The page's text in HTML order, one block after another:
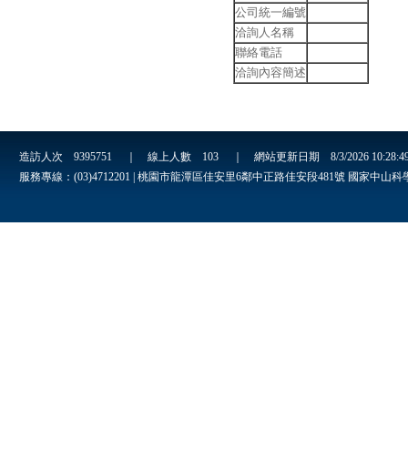
公司統一編號
洽詢人名稱
聯絡電話
洽詢內容簡述
造訪人次 9395751 ｜ 線上人數 103 ｜ 網站更新日期 8/3/2026
服務專線：(03)4712201 | 桃園市龍潭區佳安里6鄰中正路佳安段481號 國家中山